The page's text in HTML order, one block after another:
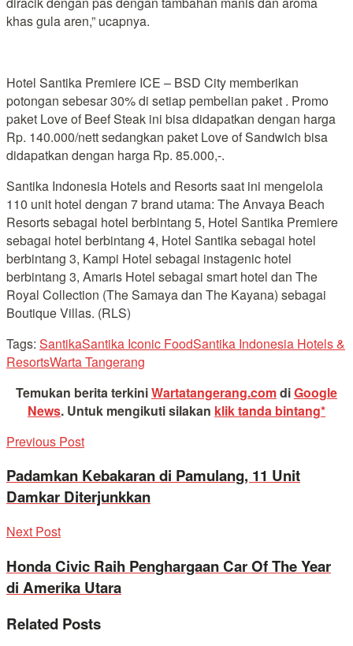
khas gula aren,” ucapnya.
Hotel Santika Premiere ICE – BSD City memberikan
potongan sebesar 30% di setiap pembelian paket . Promo
paket Love of Beef Steak ini bisa didapatkan dengan harga
Rp. 140.000/nett sedangkan paket Love of Sandwich bisa
didapatkan dengan harga Rp. 85.000,-.
Santika Indonesia Hotels and Resorts saat ini mengelola
110 unit hotel dengan 7 brand utama: The Anvaya Beach
Resorts sebagai hotel berbintang 5, Hotel Santika Premiere
sebagai hotel berbintang 4, Hotel Santika sebagai hotel
berbintang 3, Kampi Hotel sebagai instagenic hotel
berbintang 3, Amaris Hotel sebagai smart hotel dan The
Royal Collection (The Samaya dan The Kayana) sebagai
Boutique Villas. (RLS)
Tags: SantikaSantika Iconic FoodSantika Indonesia Hotels &
ResortsWarta Tangerang
Temukan berita terkiniWartatangerang.comdiGoogle
News. Untuk mengikuti silakan klik tanda bintang*
Previous Post
Padamkan Kebakaran di Pamulang, 11 Unit
Damkar Diterjunkkan
Next Post
Honda Civic Raih Penghargaan Car Of The Year
di Amerika Utara
Related Posts